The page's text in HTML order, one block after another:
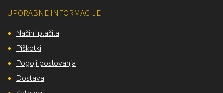
UPORABNE INFORMACIJE
Načini plačila
Piškotki
Pogoji poslovanja
Dostava